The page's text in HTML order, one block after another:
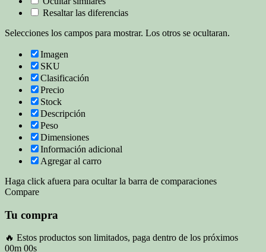
Resaltar las diferencias
Selecciones los campos para mostrar. Los otros se ocultaran.
Imagen
SKU
Clasificación
Precio
Stock
Descripción
Peso
Dimensiones
Información adicional
Agregar al carro
Haga click afuera para ocultar la barra de comparaciones
Compare
Tu compra
🔥 Estos productos son limitados, paga dentro de los próximos
00m 00s